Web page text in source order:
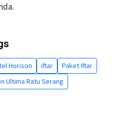
Horison iftar
Paket Iftar
Ultima Ratu Serang